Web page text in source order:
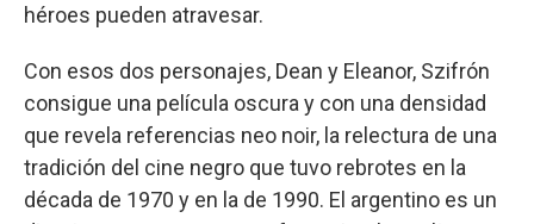
héroes pueden atravesar.
Con esos dos personajes, Dean y Eleanor, Szifrón
consigue una película oscura y con una densidad
que revela referencias neo noir, la relectura de una
tradición del cine negro que tuvo rebrotes en la
década de 1970 y en la de 1990. El argentino es un